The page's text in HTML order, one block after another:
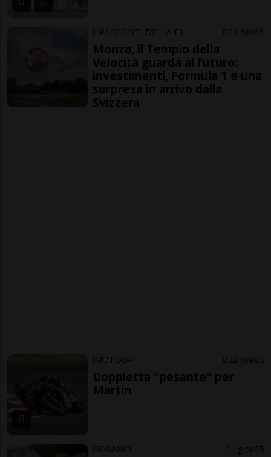
I RACCONTI DELLA F1 21 ore 6
Monza, il Tempio della
Velocità guarda al futuro:
investimenti, Formula 1 e una
sorpresa in arrivo dalla
Svizzera
MOTOGP 22 ore 6
Doppietta "pesante" per
Martin
ROSARIO 1 gior 5